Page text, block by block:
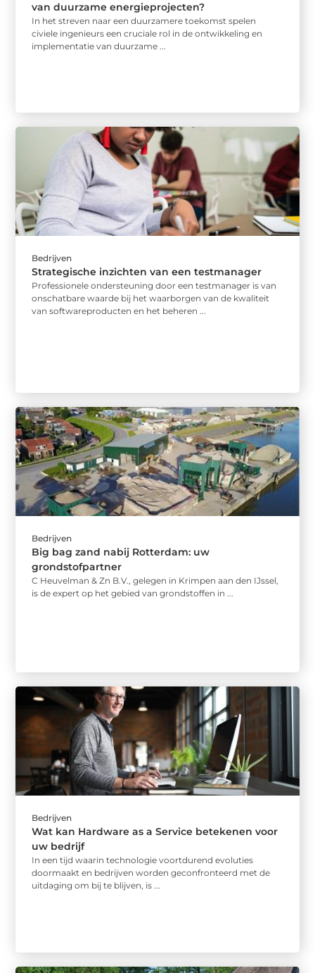
van duurzame energieprojecten?
In het streven naar een duurzamere toekomst spelen
civiele ingenieurs een cruciale rol in de ontwikkeling en
implementatie van duurzame ...
Bedrijven
Strategische inzichten van een testmanager
Professionele ondersteuning door een testmanager is van
onschatbare waarde bij het waarborgen van de kwaliteit
van softwareproducten en het beheren ...
Bedrijven
Big bag zand nabij Rotterdam: uw
grondstofpartner
C Heuvelman & Zn B.V., gelegen in Krimpen aan den IJssel,
is de expert op het gebied van grondstoffen in ...
Bedrijven
Wat kan Hardware as a Service betekenen voor
uw bedrijf
In een tijd waarin technologie voortdurend evoluties
doormaakt en bedrijven worden geconfronteerd met de
uitdaging om bij te blijven, is ...